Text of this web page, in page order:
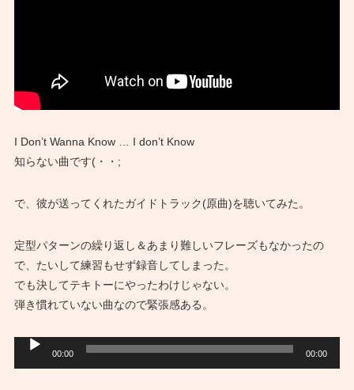
I Don’t Wanna Know … I don’t Know
知らない曲です(・・;
で、彼が送ってくれたガイドトラック(原曲)を聴いてみた。
定型パターンの繰り返し＆あまり難しいフレーズもなかったの
で、たいして練習もせず録音してしまった。
でも決してテキトーにやったわけじゃない。
弾き慣れていない曲なので緊張感ある。
00:00 00:00